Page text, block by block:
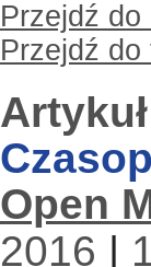
Przejdź do
Przejdź do
Open
2016 |